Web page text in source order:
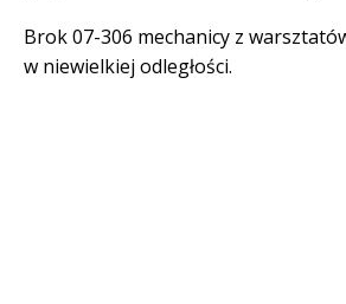
Brok 07-306 mechanicy z
w niewielkiej odległości.